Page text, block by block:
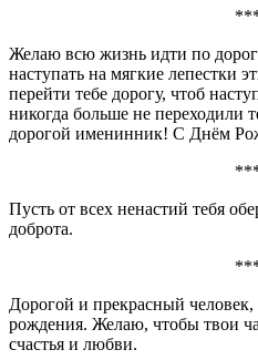
Желаю всю жизнь идти по
наступать на мягкие лепестки
перейти тебе дорогу, чтоб
никогда больше не переходили
дорогой именинник! С Днём
Пусть от всех ненастий тебя
доброта.
Дорогой и прекрасный
рождения. Желаю, чтобы твои
счастья и любви.